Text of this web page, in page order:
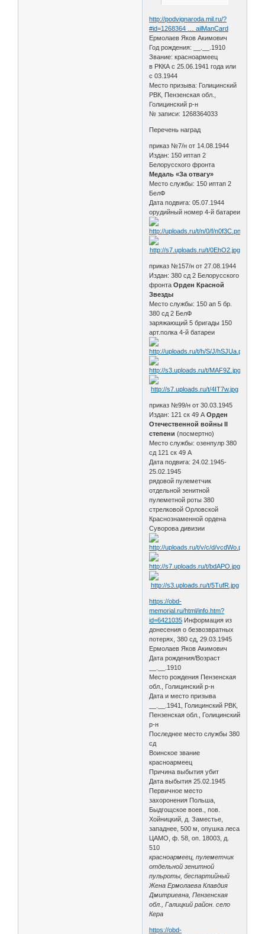
http://podvignaroda.mil.ru/?
#id=1268364 … ailManCard
Ермолаев Яков Акимович
Год рождения: __.__.1910
Звание: красноармеец
в РККА с 25.06.1941 года или
с 03.1944
Место призыва: Голицинский
РВК, Пензенская обл.,
Голицинский р-н
№ записи: 1268364033
Перечень наград
приказ №7/н от 14.08.1944
Издан: 150 иптап 2
Белорусского фронта
Медаль «За отвагу»
Место службы: 150 иптап 2
БелФ
Дата подвига: 05.07.1944
орудийный номер 4-й батареи
приказ №157/н от 27.08.1944
Издан: 380 сд 2 Белорусского
фронтаОрден Красной
Звезды
Место службы: 150 ап 5 бр.
380 сд 2 БелФ
заряжающий 5 бригады 150
арт.полка 4-й батареи
приказ №99/н от 30.03.1945
Издан: 121 ск 49 АОрден
Отечественной войны II
степени (посмертно)
Место службы: озенпулр 380
сд 121 ск 49 А
Дата подвига: 24.02.1945-
25.02.1945
рядовой пулеметчик
отдельной зенитной
пулеметной роты 380
стрелковой Орловской
Краснознаменной ордена
Суворова дивизии
https://obd-
memorial.ru/html/info.htm?
id=6421035 Информация из
донесения о безвозвратных
потерях, 380 сд, 29.03.1945
Ермолаев Яков Акимович
Дата рождения/Возраст
__.__.1910
Место рождения Пензенская
обл., Голицинский р-н
Дата и место призыва
__.__.1941, Голицинский РВК,
Пензенская обл., Голицинский
р-н
Последнее место службы 380
сд
Воинское звание
красноармеец
Причина выбытия убит
Дата выбытия 25.02.1945
Первичное место
захоронения Польша,
Быдгощское воев., пов.
Хойницкий, д. Заместье,
западнее, 500 м, опушка леса
ЦАМО, ф. 58, оп. 18003, д.
510
красноармеец, пулеметчик
отдельной зенитной
пульроты, беспартийный
Жена Ермолаева Клавдия
Дмитриевна, Пензенская
обл., Галицкий район. село
Кера
https://obd-